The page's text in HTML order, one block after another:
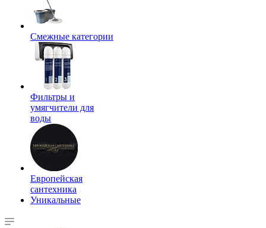
Смежные категории
Фильтры и
умягчители для
воды
Европейская
сантехника
Уникальные